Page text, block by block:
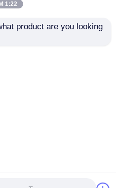
1:22 AM
product are you looking